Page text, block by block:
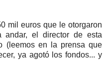
mil euros que le otorgaron
el director de esta
(leemos en la prensa que
ya agotó los fondos... y